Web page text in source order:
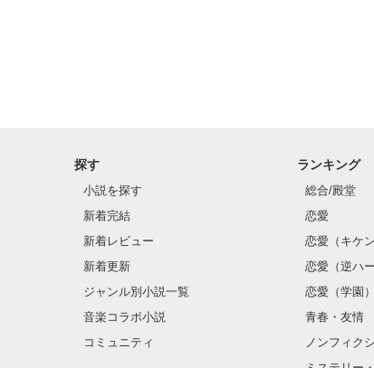
あなたは
探す
小説を探す
新着完結
新着レビュー
新着更新
ジャンル別小説一覧
音楽コラボ小説
コミュニティ
ランキング
総合/殿堂
恋愛
恋愛（キケ
恋愛（逆ハー
恋愛（学園）
青春・友情
ノンフィク